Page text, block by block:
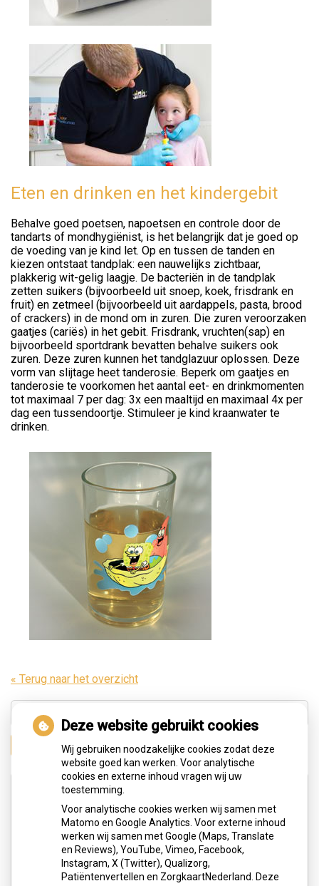
Eten en drinken en het kindergebit
Behalve goed poetsen, napoetsen en controle door de
tandarts of mondhygiënist, is het belangrijk dat je goed op
de voeding van je kind let. Op en tussen de tanden en
kiezen ontstaat tandplak: een nauwelijks zichtbaar,
plakkerig wit-gelig laagje. De bacteriën in de tandplak
zetten suikers (bijvoorbeeld uit snoep, koek, frisdrank en
fruit) en zetmeel (bijvoorbeeld uit aardappels, pasta, brood
of crackers) in de mond om in zuren. Die zuren veroorzaken
gaatjes (cariës) in het gebit. Frisdrank, vruchten(sap) en
bijvoorbeeld sportdrank bevatten behalve suikers ook
zuren. Deze zuren kunnen het tandglazuur oplossen. Deze
vorm van slijtage heet tanderosie. Beperk om gaatjes en
tanderosie te voorkomen het aantal eet- en drinkmomenten
tot maximaal 7 per dag: 3x een maaltijd en maximaal 4x per
dag een tussendoortje. Stimuleer je kind kraanwater te
drinken.
« Terug naar het overzicht
Zoeken
Adresgegevens
Hengelolaan 183c
2545 JG Den Haag
0703291613
info@tandartspraktijkoralart.nl
Deze website gebruikt cookies
Wij gebruiken noodzakelijke cookies zodat deze
website goed kan werken. Voor analytische
cookies en externe inhoud vragen wij uw
toestemming.
Voor analytische cookies werken wij samen met
Matomo en Google Analytics. Voor externe inhoud
werken wij samen met Google (Maps, Translate
en Reviews), YouTube, Vimeo, Facebook,
Instagram, X (Twitter), Qualizorg,
Patiëntenvertellen en ZorgkaartNederland. Deze